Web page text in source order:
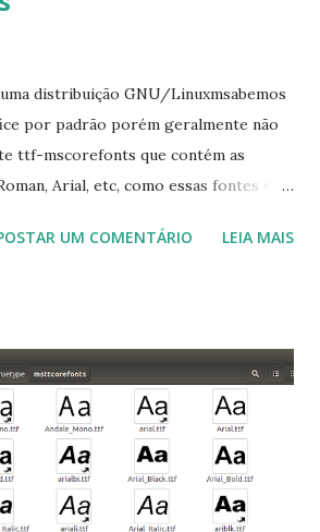
distribuição GNU/Linuxmsabemos
por padrão porém geralmente não
ttf-mscorefonts que contém as
Arial, etc, como essas fontes são
de Normas Técnicas (ABNT), exige
Ao instalar o GNU/Linux abra o
comando: $ sudo apt-get install ttf-
Leia os termos de uso e avance
aceite os termos de uso clicando
abra o LibreOffice e veja se as
Arial estão instaladas. Caso
UM COMENTÁRIO LEIA MAIS